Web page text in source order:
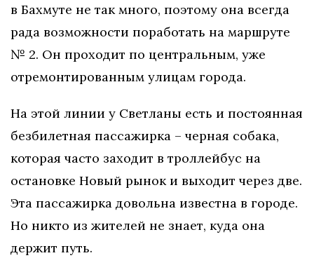
в Бахмуте не так много, поэтому она всегда
рада возможности поработать на маршруте
№ 2. Он проходит по центральным, уже
отремонтированным улицам города.
На этой линии у Светланы есть и постоянная
безбилетная пассажирка – черная собака,
которая часто заходит в троллейбус на
остановке Новый рынок и выходит через две.
Эта пассажирка довольна известна в городе.
Но никто из жителей не знает, куда она
держит путь.